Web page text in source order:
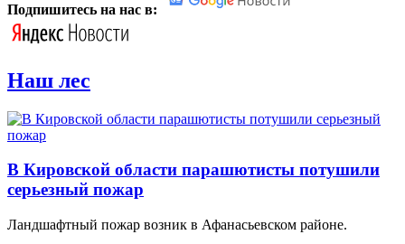
Подпишитесь на нас в:
Наш лес
В Кировской области парашютисты потушили
серьезный пожар
Ландшафтный пожар возник в Афанасьевском районе.